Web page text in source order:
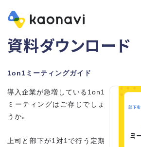
資料ダウンロード
1on1ミーティングガイド
導入企業が急増している1on1
ミーティングはご存じでしょ
うか。
上司と部下が1対1で行う定期